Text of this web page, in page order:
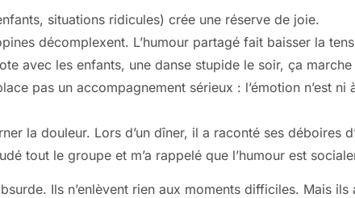
situations ridicules) crée une réserve de joie.
décomplexent. L’humour partagé fait baisser la
avec les enfants, une danse stupide le soir, ça
pas un accompagnement sérieux : l’émotion n’est ni
la douleur. Lors d’un dîner, il a raconté ses déboires
tout le groupe et m’a rappelé que l’humour est
Ils n’enlèvent rien aux moments difficiles. Mais ils